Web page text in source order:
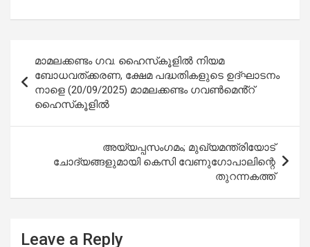
navigation
മാമലക്കണ്ടം ഗവ. ഹൈസ്‌കൂളിൽ നിയമ
ബോധവത്ക്കരണ, ക്ഷേമ പദ്ധതികളുടെ ഉദ്ഘാടനം
നാളെ (20/09/2025) മാമലക്കണ്ടം ഗവൺമെൻ്റ്
ഹൈസ്‌കൂളിൽ
അയ്യപ്പസംഗമം; മുഖ്യമന്ത്രിയോട്
ചോദ്യങ്ങളുമായി കെസി വേണുഗോപാലിന്റെ
തുറന്നകത്ത്
Leave a Reply